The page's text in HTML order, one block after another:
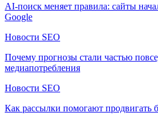
AI-поиск меняет правила: сайты
Google
Новости SEO
Почему прогнозы стали частью
медиапотребления
Новости SEO
Как рассылки помогают продвигать